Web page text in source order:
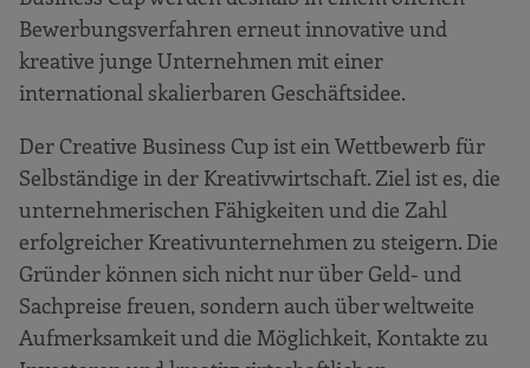
Bewerbungsverfahren erneut innovative und
kreative junge Unternehmen mit einer
international skalierbaren Geschäftsidee.
Der Creative Business Cup ist ein Wettbewerb für
Selbständige in der Kreativwirtschaft. Ziel ist es, die
unternehmerischen Fähigkeiten und die Zahl
erfolgreicher Kreativunternehmen zu steigern. Die
Gründer können sich nicht nur über Geld- und
Sachpreise freuen, sondern auch über weltweite
Aufmerksamkeit und die Möglichkeit, Kontakte zu